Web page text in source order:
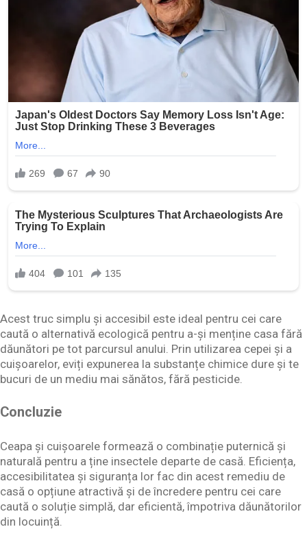
Acest truc simplu și accesibil este ideal pentru cei care
caută o alternativă ecologică pentru a-și menține casa fără
dăunători pe tot parcursul anului. Prin utilizarea cepei și a
cuișoarelor, eviți expunerea la substanțe chimice dure și te
bucuri de un mediu mai sănătos, fără pesticide.
Concluzie
Ceapa și cuișoarele formează o combinație puternică și
naturală pentru a ține insectele departe de casă. Eficiența,
accesibilitatea și siguranța lor fac din acest remediu de
casă o opțiune atractivă și de încredere pentru cei care
caută o soluție simplă, dar eficientă, împotriva dăunătorilor
din locuință.